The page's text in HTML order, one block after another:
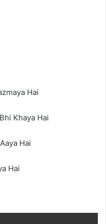
Hai
Khaya Hai
Hai
Hai